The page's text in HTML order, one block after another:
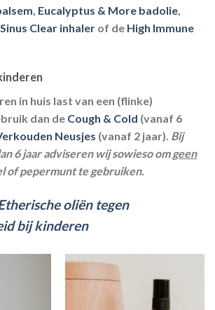
Eucalyptus & More badolie
Sinus Clear inhaler of de High Immune
in huis last van een (flinke)
dan de Cough & Cold (vanaf 6
Neusjes (vanaf 2 jaar). Bij
6 jaar adviseren wij sowieso omgeen
of pepermunt te gebruiken.
oliën tegen
bij kinderen